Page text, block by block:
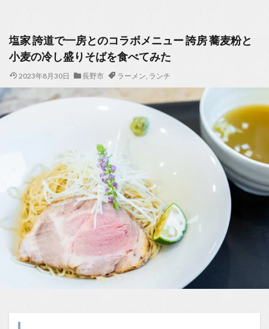
塩家 誇道で一房とのコラボメニュー 誇房 蕎麦粉と
小麦の冷し盛りそばを食べてみた
2023年8月30日 長野市 ラーメン, ランチ